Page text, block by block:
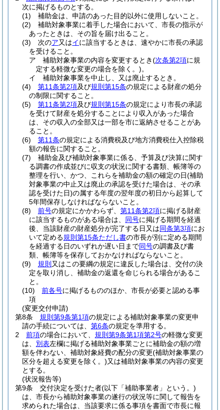
次に掲げるものとする。
(1)
補助金は、申請のあった目的以外に使用しないこと。
(2)
補助対象事業に着手した場合において、市長の指示が
あったときは、その旨を届け出ること。
(3)
次のア又はイに該当するときは、速やかに市長の承認
を受けること。
ア
補助対象事業の内容を変更するとき(次条第2項に規
定する軽微な変更の場合を除く。)。
イ
補助対象事業を中止し、又は廃止するとき。
(4)
第11条第2項及び規則第15条の規定による財産の処分
の制限に関すること。
(5)
第11条第2項及び規則第15条の規定により市長の承認
を受けて財産を処分することにより収入があった場合
は、その収入の全部又は一部を市に返納させることがあ
ること。
(6)
第11条の規定による消費税及び地方消費税仕入控除税
額の報告に関すること。
(7)
補助金及び補助対象事業に係る、予算及び決算に関す
る調書の作成並びに収支の状況に関する書類、帳簿等の
整理を行い、かつ、これらを補助金の額の確定の日(補助
対象事業の中止又は廃止の承認を受けた場合は、その承
認を受けた日)の属する年度の翌年度の初日から起算して
5年間保存しなければならないこと。
(8)
前号の規定にかかわらず、 第11条第2項に掲げる財産
に該当するものがある場合は、 同号に掲げる期間を経過
後、当該財産の財産処分が完了する日又は同条第3項にお
いて定める規則第15条ただし書の市長が別に定める期間
を経過する日のいずれか遅い日まで同号の調書及び書
類、帳簿等を保存しておかなければならないこと。
(9)
規則 又はこの要綱の規定に違反した場合は、交付の決
定を取り消し、補助金の返還を命じられる場合があるこ
と。
(10)
前各号に掲げるもののほか、市長が必要と認める事
項
(変更交付申請)
第8条
規則第9条第1項の規定による補助対象事業の変更申
請の手続については、 第6条の規定を準用する。
2
前項の場合において、 規則第9条第1項第2号の軽微な変更
は、 別表左欄に掲げる補助対象事業ごとに補助金の額の増
額を伴わない、補助対象経費の配分の変更(補助対象事業の
区分を超える変更を除く。)又は補助対象事業の内容の変更
とする。
(状況報告等)
第9条
交付決定を受けた者(以下「補助事業者」という。)
は、市長から補助対象事業の遂行の状況等に関して報告を
求められた場合は、当該要求に係る事項を書面で市長に報